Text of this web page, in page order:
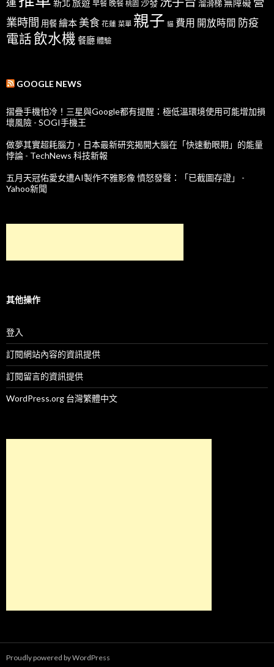
新北旅遊 早餐 晚餐 桃園 沙發 溜滑梯無障礙
業時間 用餐繪本 美食 花蓮 菜單 親子 貓 費用 開放時間 防疫
電話飲水機 餐廳 體驗
GOOGLE NEWS
摺疊手機怕冷！三星與Google都有提醒：極低溫環境使用可能增加損
壞風險 - SOGI手機王
做夢其實超耗腦力，日本最新研究揭開大腦在「快速動眼期」的能量
悖論 - TechNews 科技新報
五月天冠佑愛女遭AI製作不雅影像 憤怒發聲：「已截圖存證」 -
Yahoo新聞
其他操作
登入
訂閱網站內容的資訊提供
訂閱留言的資訊提供
WordPress.org 台灣繁體中文
Proudly powered by WordPress